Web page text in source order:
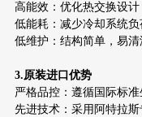
高能效：优化热交换设计
低能耗：减少冷却系统负
低维护：结构简单，易清
3.原装进口优势
严格品控：遵循国际标
先进技术：采用阿特拉斯